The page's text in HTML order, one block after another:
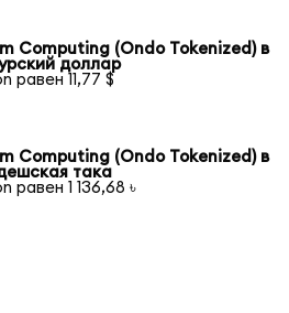
Computing (Ondo Tokenized) в
доллар
равен 11,77 $
Computing (Ondo Tokenized) в
така
равен 1 136,68 ৳